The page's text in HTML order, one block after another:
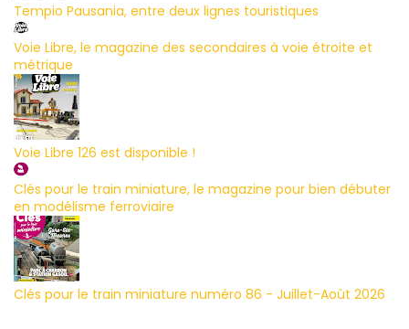
Tempio Pausania, entre deux lignes touristiques
Voie Libre, le magazine des secondaires à voie étroite et
métrique
Voie Libre 126 est disponible !
Clés pour le train miniature, le magazine pour bien débuter
en modélisme ferroviaire
Clés pour le train miniature numéro 86 - Juillet-Août 2026